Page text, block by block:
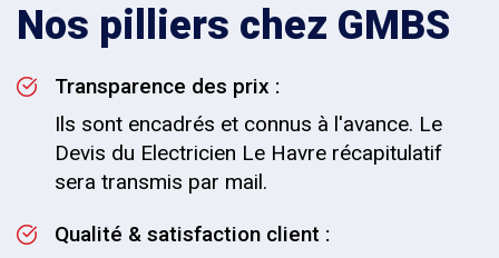
Nos pilliers chez GMBS
Transparence des prix :
Ils sont encadrés et connus à l'avance. Le
Devis du Electricien Le Havre récapitulatif
sera transmis par mail.
Qualité & satisfaction client :